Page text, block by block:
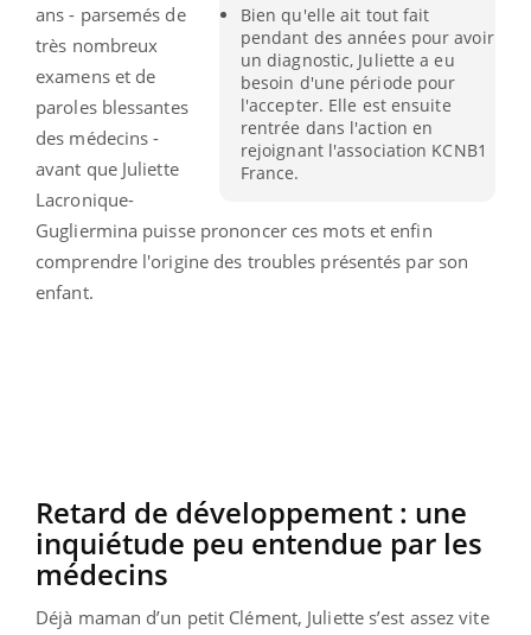
Bien qu'elle ait tout fait
pendant des années pour avoir
un diagnostic, Juliette a eu
besoin d'une période pour
l'accepter. Elle est ensuite
rentrée dans l'action en
rejoignant l'association KCNB1
France.
ans - parsemés de
très nombreux
examens et de
paroles blessantes
des médecins -
avant que Juliette
Lacronique-
Gugliermina puisse prononcer ces mots et enfin
comprendre l'origine des troubles présentés par son
enfant.
Retard de développement : une
inquiétude peu entendue par les
médecins
Déjà maman d’un petit Clément, Juliette s’est assez vite